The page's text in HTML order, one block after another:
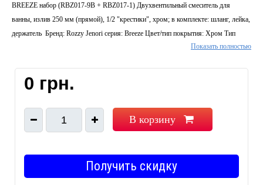
BREEZE набор (RBZ017-9B + RBZ017-1) Двухвентильный смеситель для
ванны, излив 250 мм (прямой), 1/2 "крестики", хром; в комплекте: шланг, лейка,
держатель Бренд: Rozzy Jenori серия: Breeze Цвет/тип покрытия: Хром Тип
управления: Двухвентильный/двухрычажный Монтаж: Вертикальный/настенный
Показать полностью
0 грн.
1 В корзину
Получить скидку